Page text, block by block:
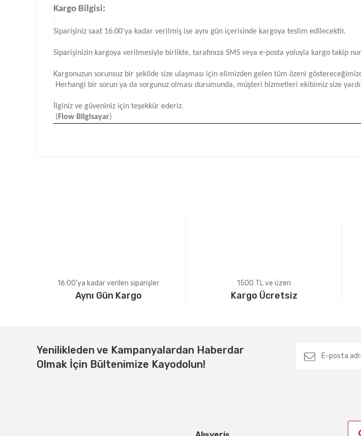
Kargo Bilgisi:
Siparişiniz saat 16:00'ya kadar verilmiş ise aynı gün içerisinde kargoya teslim edilecektir.
Siparişinizin kargoya verilmesiyle birlikte, tarafınıza SMS veya e-posta yoluyla kargo takip
Kargonuzun sorunsuz bir şekilde size ulaşması için elimizden gelen tüm özeni
Herhangi bir sorun ya da sorgunuz olması durumunda, müşteri hizmetleri ekibimiz size
İlginiz ve güveniniz için teşekkür ederiz.
( Flow Bilgisayar)
16:00’ya kadar verilen siparişler
Aynı Gün Kargo
1500 TL ve üzeri
Kargo Ücretsiz
Yenilikleden ve Kampanyalardan Haberdar
Olmak İçin Bültenimize Kayodolun!